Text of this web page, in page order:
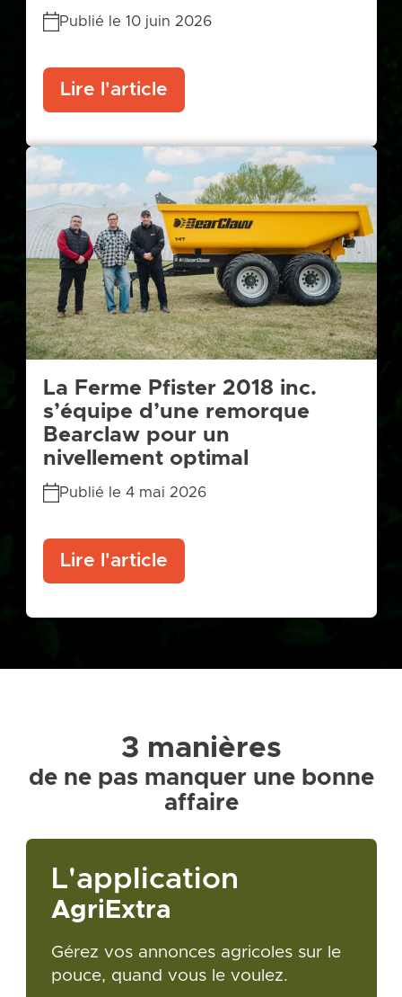
Publié le 10 juin 2026
Lire l'article
La Ferme Pfister 2018 inc.
s’équipe d’une remorque
Bearclaw pour un
nivellement optimal
Publié le 4 mai 2026
Lire l'article
3 manières
de ne pas manquer une bonne
affaire
L'application
AgriExtra
Gérez vos annonces agricoles sur le
pouce, quand vous le voulez.